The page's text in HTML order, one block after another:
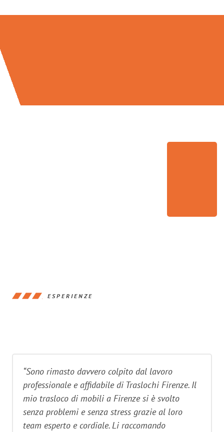
ESPERIENZE
“Sono rimasto davvero colpito dal lavoro
professionale e affidabile di Traslochi Firenze. Il
mio trasloco di mobili a Firenze si è svolto
senza problemi e senza stress grazie al loro
team esperto e cordiale. Li raccomando